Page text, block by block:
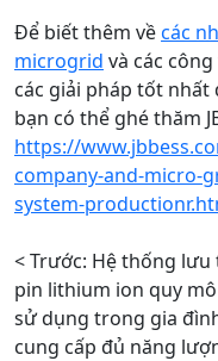
Để biết thêm vềcác
microgrid và các
các giải pháp tốt
bạn có thể ghé thăm
https://
company-and-micro-
system-
< Trước: Hệ thống
pin lithium ion quy
sử dụng trong gia
cung cấp đủ năng